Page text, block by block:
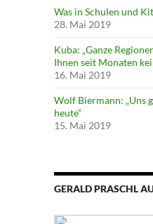
Was in Schulen und
28. Mai 2019
Kuba: „Ganze
Ihnen seit Monaten
16. Mai 2019
Wolf Biermann: „Uns
heute“
15. Mai 2019
GERALD PRASCHL